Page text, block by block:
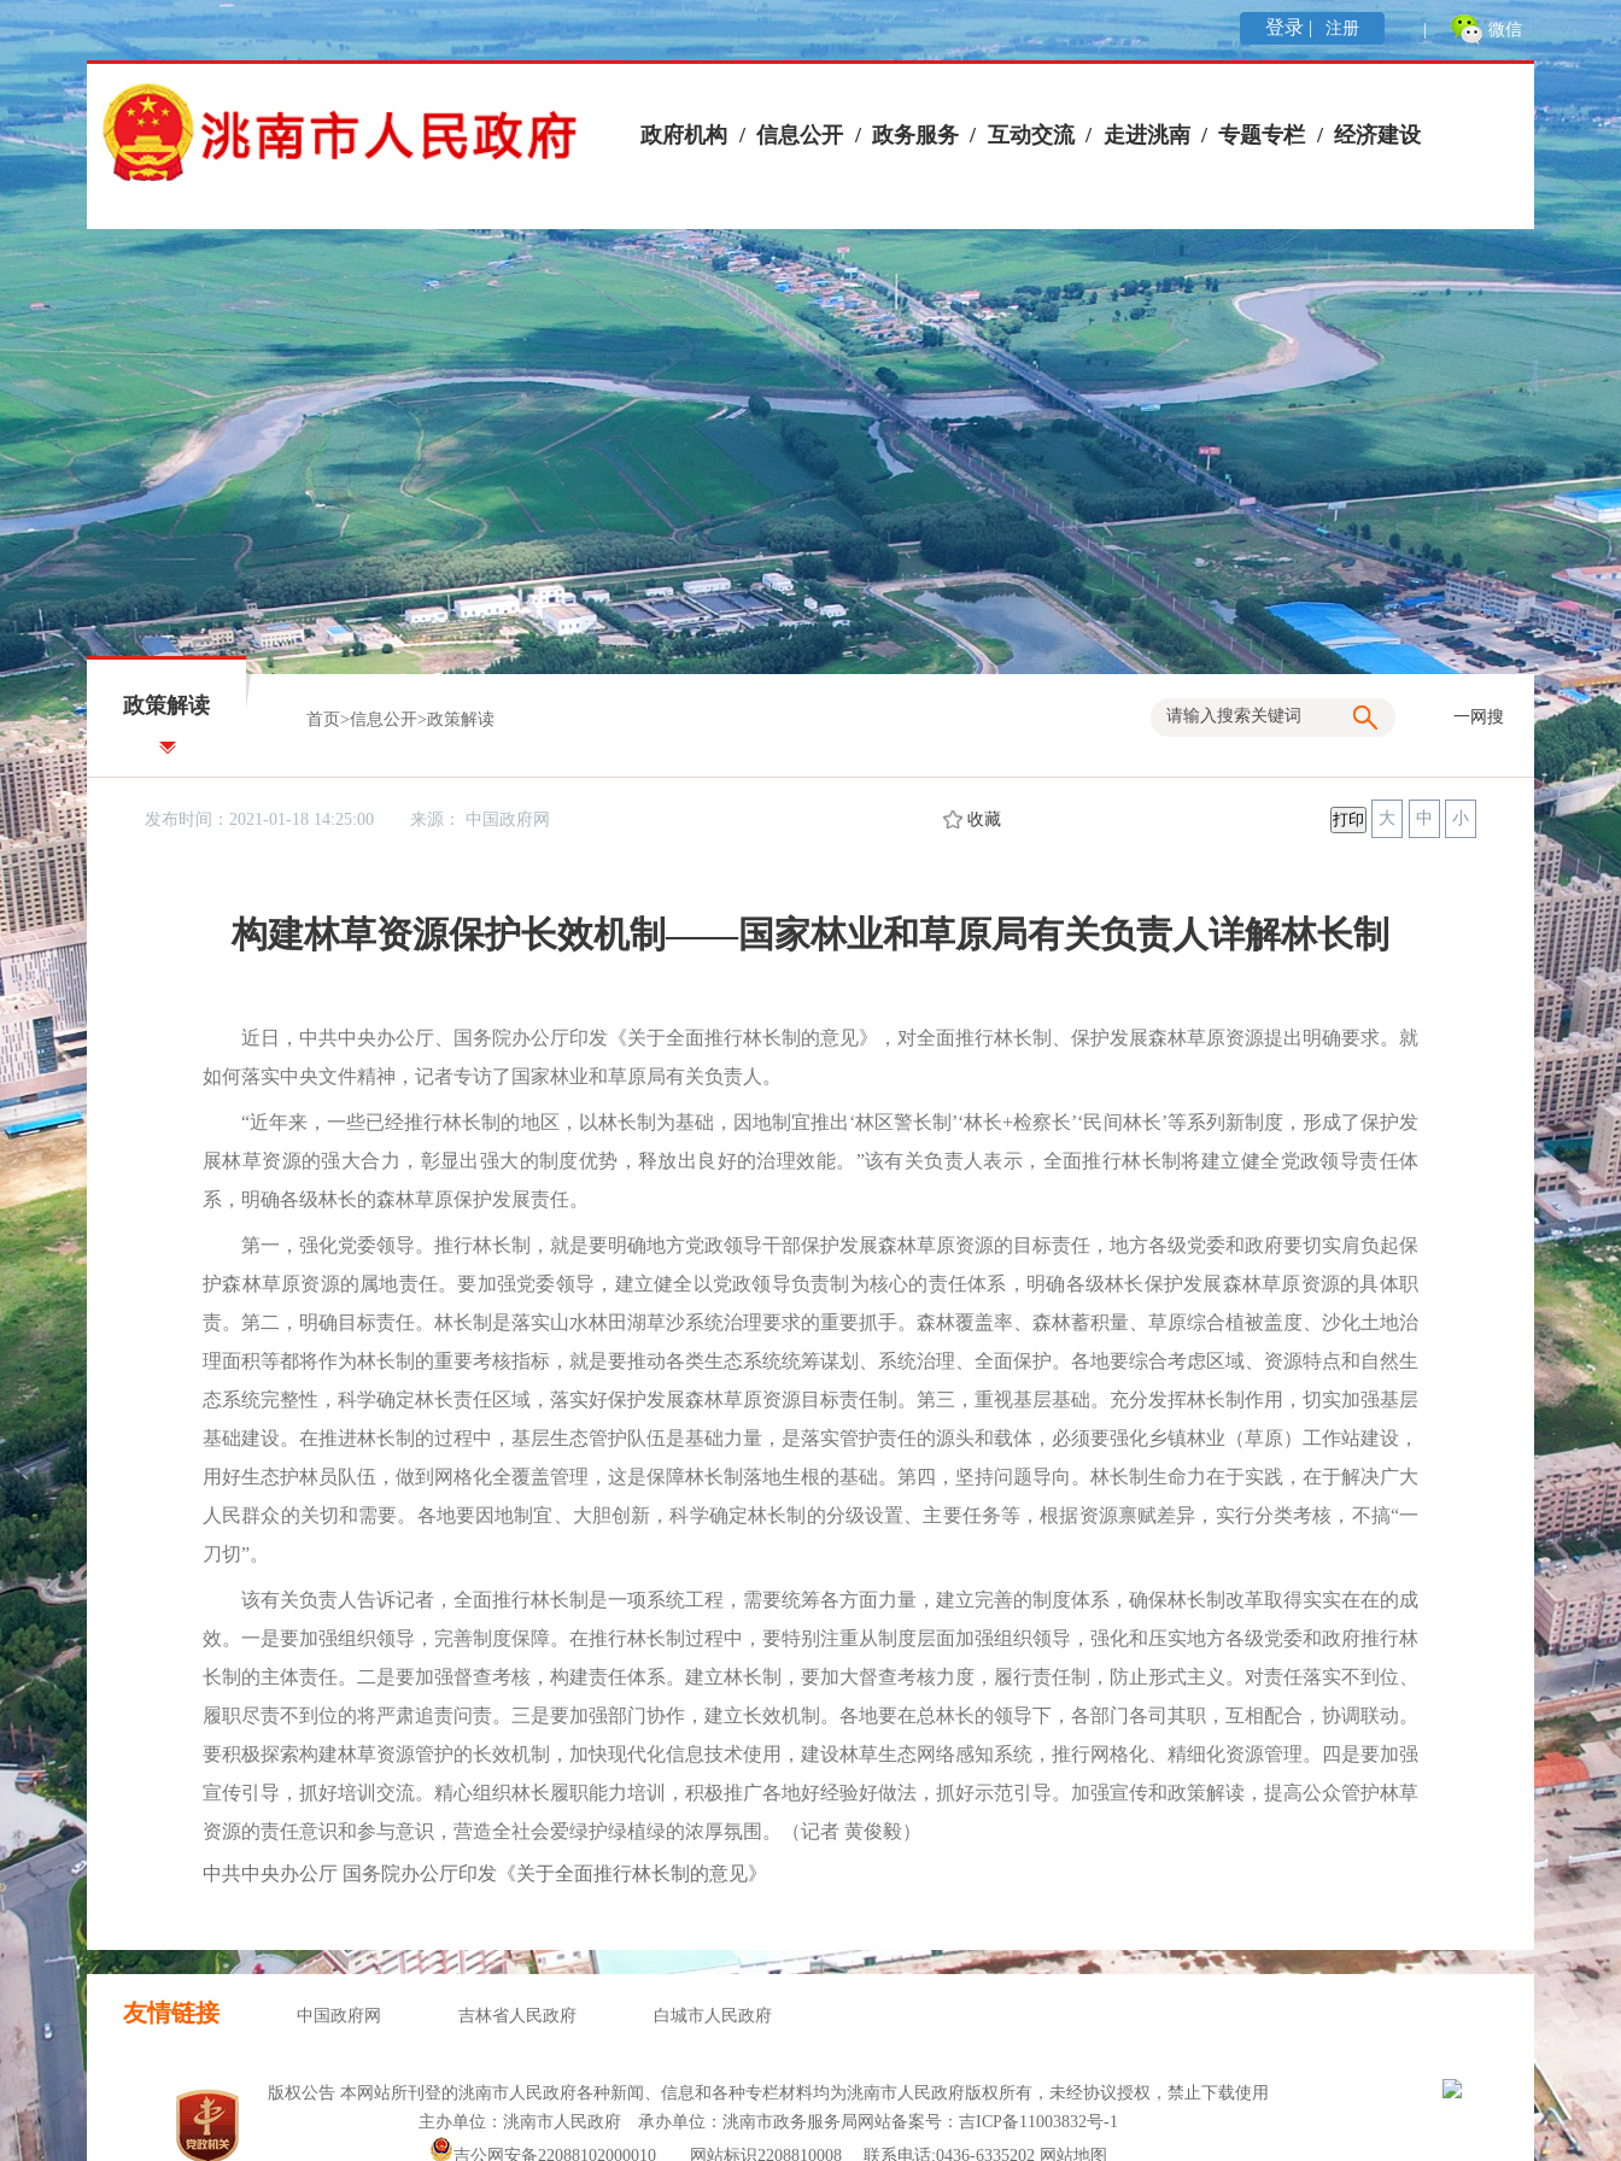
微信
|
登录 | 注册
政府机构 / 信息公开 / 政务服务 / 互动交流 / 走进洮南 / 专题专栏 / 经济建设
政策解读
首页 >信息公开>政策解读 一网搜
发布时间：2021-01-18 14:25:00 来源： 中国政府网 小
中
大
收藏
构建林草资源保护长效机制——国家林业和草原局有关负责人详解林长制
近日，中共中央办公厅、国务院办公厅印发《关于全面推行林长制的意见》，对全面推行林长制、保护发展森林草原资源提出明确要求。就
如何落实中央文件精神，记者专访了国家林业和草原局有关负责人。
“近年来，一些已经推行林长制的地区，以林长制为基础，因地制宜推出‘林区警长制’‘林长+检察长’‘民间林长’等系列新制度，形成了保护发
展林草资源的强大合力，彰显出强大的制度优势，释放出良好的治理效能。”该有关负责人表示，全面推行林长制将建立健全党政领导责任体
系，明确各级林长的森林草原保护发展责任。
第一，强化党委领导。推行林长制，就是要明确地方党政领导干部保护发展森林草原资源的目标责任，地方各级党委和政府要切实肩负起保
护森林草原资源的属地责任。要加强党委领导，建立健全以党政领导负责制为核心的责任体系，明确各级林长保护发展森林草原资源的具体职
责。第二，明确目标责任。林长制是落实山水林田湖草沙系统治理要求的重要抓手。森林覆盖率、森林蓄积量、草原综合植被盖度、沙化土地治
理面积等都将作为林长制的重要考核指标，就是要推动各类生态系统统筹谋划、系统治理、全面保护。各地要综合考虑区域、资源特点和自然生
态系统完整性，科学确定林长责任区域，落实好保护发展森林草原资源目标责任制。第三，重视基层基础。充分发挥林长制作用，切实加强基层
基础建设。在推进林长制的过程中，基层生态管护队伍是基础力量，是落实管护责任的源头和载体，必须要强化乡镇林业（草原）工作站建设，
用好生态护林员队伍，做到网格化全覆盖管理，这是保障林长制落地生根的基础。第四，坚持问题导向。林长制生命力在于实践，在于解决广大
人民群众的关切和需要。各地要因地制宜、大胆创新，科学确定林长制 的分级设置、主要任务等，根据资源禀赋差异，实行分类考核，不搞“一
刀切”。
该有关负责人告诉记者，全面推行林长制是一项系统工程，需要统筹各方面力量，建立完善的制度体系，确保林长制改革取得实实在在的成
效。一是要加强组织领导，完善制度保障。在推行林长制过程中，要特别注重从制度层面加强组织领导，强化和压实地方各级党委和政府推行林
长制的主体责任。二是要加强督查考核，构建责任体系。建立林长制，要加大督查考核力度，履行责任制，防止形式主义。对责任落实不到位、
履职尽责不到位的将严肃追责问责。三是要加强部门协作，建立长效机制。各地要在总林长的领导下，各部门各司其职，互相配合，协调联动。
要积极探索构建林草资源管护的长效机制，加快现代化信息技术使用，建设林草生态网络感知系统，推行网格化、精细化资源管理。四是要加强
宣传引导，抓好培训交流。精心组织林长履职能力培训，积极推广各地好经验好做法，抓好示范引导。加强宣传和政策解读，提高公众管护林草
资源的责任意识和参与意识，营造全社会爱绿护绿植绿的浓厚氛围。（记者 黄俊毅）
中共中央办公厅 国务院办公厅印发《关于全面推行林长制的意见》
友情链接 中国政府网 吉林省人民政府 白城市人民政府
版权公告 本网站所刊登的洮南市人民政府各种新闻、信息和各种专栏材料均为洮南市人民政府版权所有，未经协议授权，禁止下载使用
主办单位：洮南市人民政府 承办单位：洮南市政务服务局 网站备案号：吉ICP备11003832号-1
吉公网安备22088102000010 网站标识2208810008 联系电话:0436-6335202 网站地图